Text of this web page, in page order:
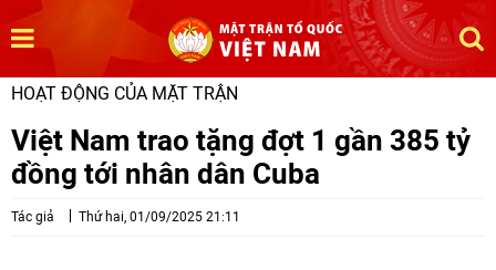
HOẠT ĐỘNG CỦA MẶT TRẬN
Việt Nam trao tặng đợt 1 gần 385 tỷ
đồng tới nhân dân Cuba
Tác giả Thứ hai, 01/09/2025 21:11